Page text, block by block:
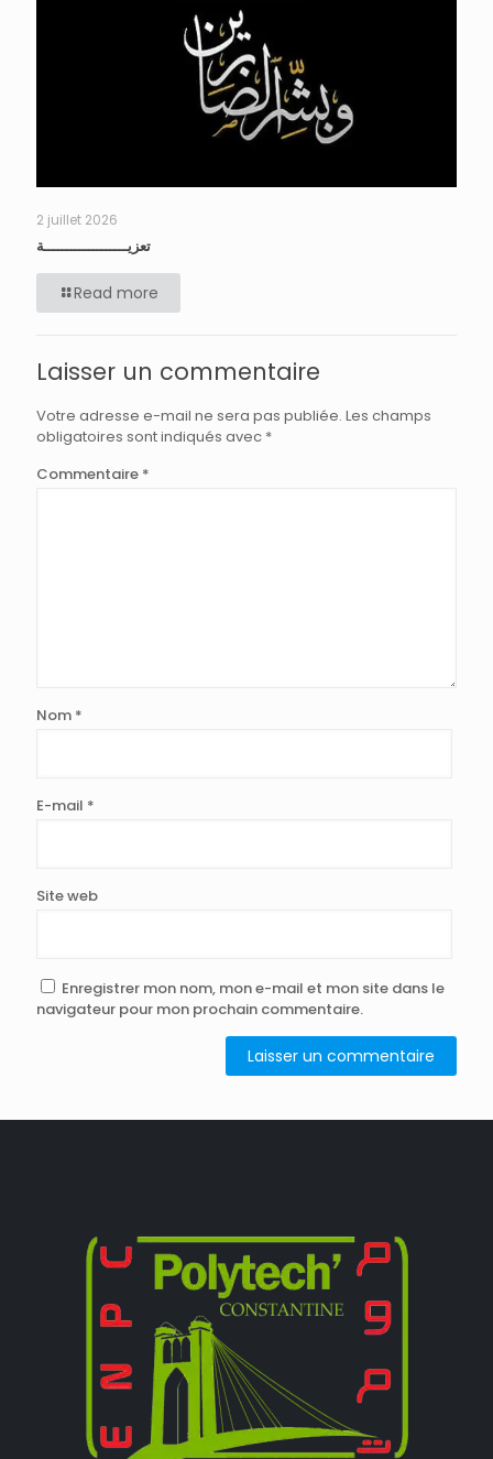
2 juillet 2026
تعزيـــــــــــــــــــة
Read more
Laisser un commentaire
Votre adresse e-mail ne sera pas publiée. Les champs
obligatoires sont indiqués avec *
Commentaire *
Nom *
E-mail *
Site web
Enregistrer mon nom, mon e-mail et mon site dans le
navigateur pour mon prochain commentaire.